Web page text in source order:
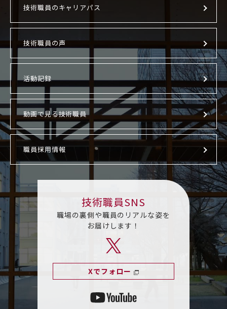
技術職員のキャリアパス
技術職員の声
活動記録
動画で見る技術職員
職員採用情報
技術職員SNS
職場の裏側や職員のリアルな姿を
お届けします！
Xでフォロー